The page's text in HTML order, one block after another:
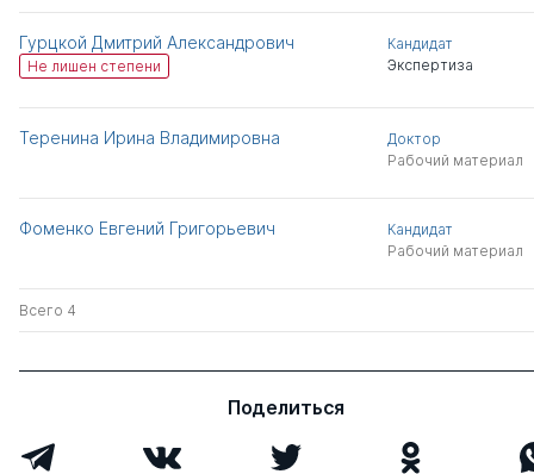
Гурцкой Дмитрий Александрович
Не лишен степени
Кандидат
Экспертиза
Теренина Ирина Владимировна
Доктор
Рабочий материал
Фоменко Евгений Григорьевич
Кандидат
Рабочий материал
Всего 4
Поделиться